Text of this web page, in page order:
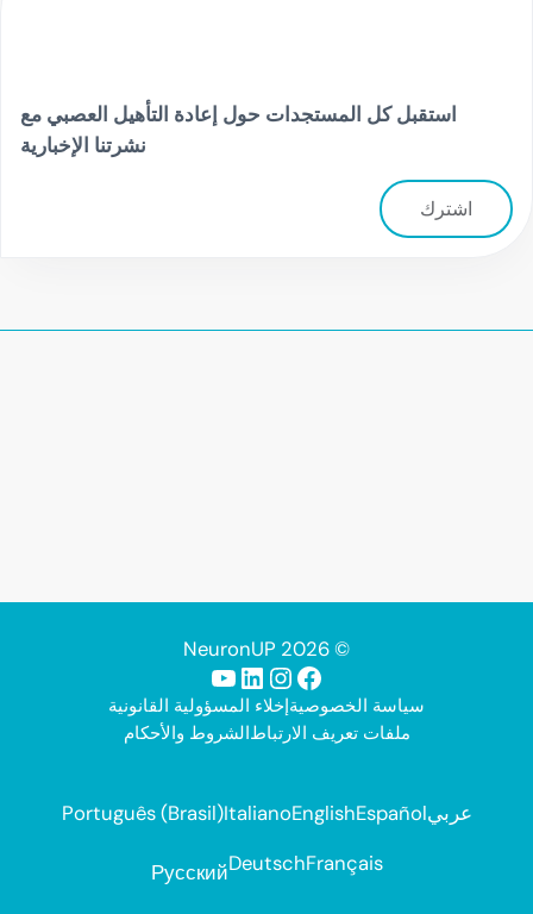
استقبل كل المستجدات حول إعادة التأهيل العصبي مع
نشرتنا الإخبارية
اشترك
© 2026 NeuronUP
فيسبوك
إنستجرام
لينكد إن
يوتيوب
سياسة الخصوصيةإخلاء المسؤولية القانونية
ملفات تعريف الارتباطالشروط والأحكام
عربيEspañol
English
Italiano
Português (Brasil)
Français
Deutsch
Русский